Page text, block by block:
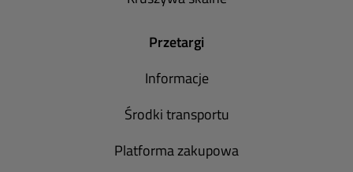
Przetargi
Informacje
Środki transportu
Platforma zakupowa